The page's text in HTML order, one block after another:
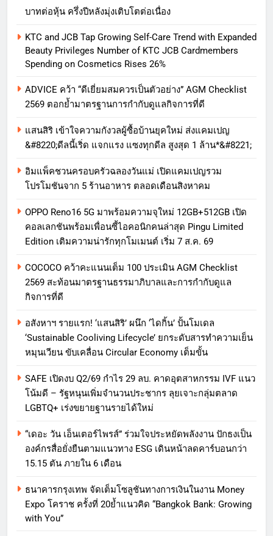
บาทต่อหุ้น ครึ่งปีหลังมุ่งเติบโตต่อเนื่อง
KTC and JCB Tap Growing Self-Care Trend with Expanded
Beauty Privileges Number of KTC JCB Cardmembers
Spending on Cosmetics Rises 26%
ADVICE คว้า “ดีเยี่ยมสมควรเป็นตัวอย่าง” AGM Checklist
2569 ตอกย้ำมาตรฐานการกำกับดูแลกิจการที่ดี
แสนสิริ เข้าใจความกังวลผู้ซื้อบ้านยุคใหม่ ส่งแคมเปญ
&#8220;ดีลนี้เริ่ด แจกแรง แซงทุกดีล สูงสุด 1 ล้าน*&#8221;
อิมแพ็คชวนครอบครัวฉลองวันแม่ เปิดแคมเปญรวม
โปรโมชันจาก 5 ร้านอาหาร ตลอดเดือนสิงหาคม
OPPO Reno16 5G มาพร้อมความจุใหม่ 12GB+512GB เปิด
คอลเลกชันพร้อมเพื่อนซี้ไอคอนิกคนล่าสุด Pingu Limited
Edition เติมความน่ารักทุกโมเมนต์ เริ่ม 7 ส.ค. 69
COCOCO คว้าคะแนนเต็ม 100 ประเมิน AGM Checklist
2569 สะท้อนมาตรฐานธรรมาภิบาลและการกำกับดูแล
กิจการที่ดี
อสังหาฯ รายแรก! ‘แสนสิริ’ ผนึก ‘ไดกิ้น’ ปั้นโมเดล
‘Sustainable Cooliving Lifecycle’ ยกระดับสารทำความเย็น
หมุนเวียน ขับเคลื่อน Circular Economy เต็มขั้น
SAFE เปิดงบ Q2/69 กำไร 29 ลบ. คาดอุตสาหกรรม IVF แนว
โน้มดี – รัฐหนุนเพิ่มจำนวนประชากร ลุยเจาะกลุ่มตลาด
LGBTQ+ เร่งขยายฐานรายได้ใหม่
“เดอะ วัน เอ็นเตอร์ไพรส์” ร่วมใจประหยัดพลังงาน ปักธงเป็น
องค์กรสื่อยั่งยืนตามแนวทาง ESG เดินหน้าลดคาร์บอนกว่า
15.15 ตัน ภายใน 6 เดือน
ธนาคารกรุงเทพ จัดเต็มโซลูชันทางการเงินในงาน Money
Expo โคราช ครั้งที่ 20ย้ำแนวคิด “Bangkok Bank: Growing
with You”